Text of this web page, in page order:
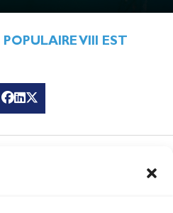
VIII EST
en or à
2028